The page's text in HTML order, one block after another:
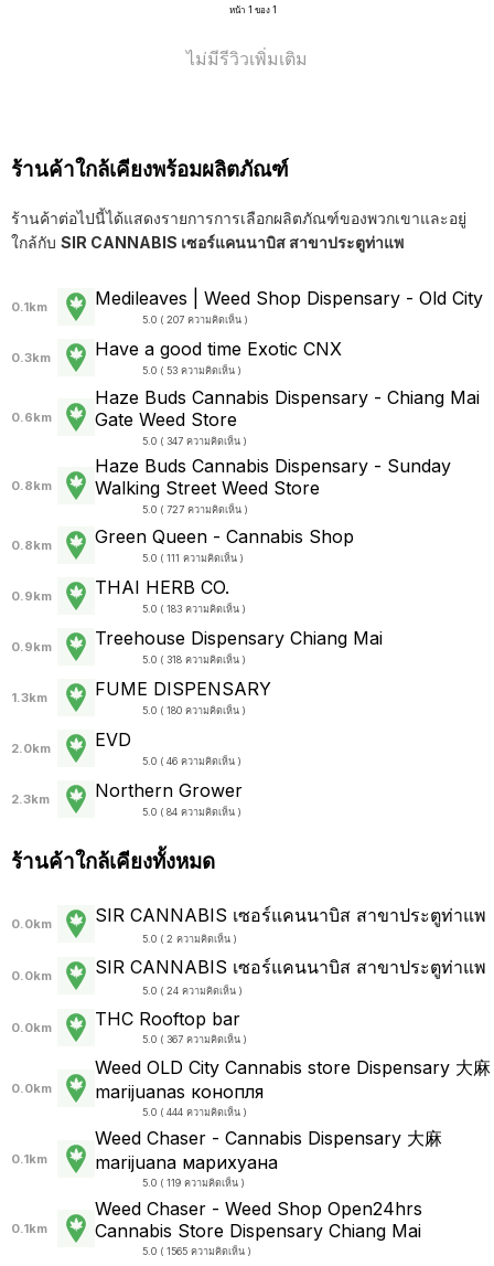
หน้า 1 ของ 1
ไม่มีรีวิวเพิ่มเติม
ร้านค้าใกล้เคียงพร้อมผลิตภัณฑ์
ร้านค้าต่อไปนี้ได้แสดงรายการการเลือกผลิตภัณฑ์ของพวกเขาและอยู่
ใกล้กับ SIR CANNABIS เซอร์แคนนาบิส สาขาประตูท่าแพ
0.1km Medileaves | Weed Shop Dispensary - Old City
5.0 ( 207 ความคิดเห็น )
0.3km Have a good time Exotic CNX
5.0 ( 53 ความคิดเห็น )
0.6km
Haze Buds Cannabis Dispensary - Chiang Mai
Gate Weed Store
5.0 ( 347 ความคิดเห็น )
0.8km
Haze Buds Cannabis Dispensary - Sunday
Walking Street Weed Store
5.0 ( 727 ความคิดเห็น )
0.8km Green Queen - Cannabis Shop
5.0 ( 111 ความคิดเห็น )
0.9km THAI HERB CO.
5.0 ( 183 ความคิดเห็น )
0.9km Treehouse Dispensary Chiang Mai
5.0 ( 318 ความคิดเห็น )
1.3km FUME DISPENSARY
5.0 ( 180 ความคิดเห็น )
2.0km EVD
5.0 ( 46 ความคิดเห็น )
2.3km Northern Grower
5.0 ( 84 ความคิดเห็น )
ร้านค้าใกล้เคียงทั้งหมด
0.0km SIR CANNABIS เซอร์แคนนาบิส สาขาประตูท่าแพ
5.0 ( 2 ความคิดเห็น )
0.0km SIR CANNABIS เซอร์แคนนาบิส สาขาประตูท่าแพ
5.0 ( 24 ความคิดเห็น )
0.0km THC Rooftop bar
5.0 ( 367 ความคิดเห็น )
0.0km
Weed OLD City Cannabis store Dispensary 大麻
marijuanas конопля
5.0 ( 444 ความคิดเห็น )
0.1km
Weed Chaser - Cannabis Dispensary 大麻
marijuana марихуана
5.0 ( 119 ความคิดเห็น )
0.1km
Weed Chaser - Weed Shop Open24hrs
Cannabis Store Dispensary Chiang Mai
5.0 ( 1565 ความคิดเห็น )